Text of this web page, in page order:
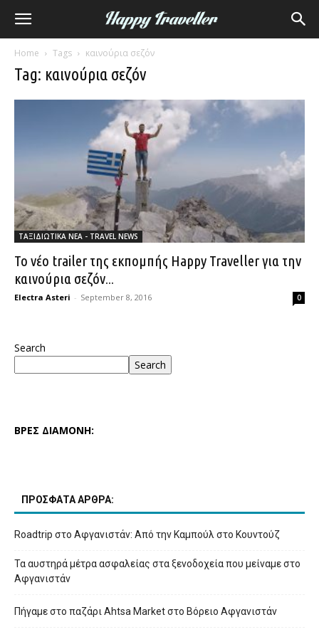
Home Tags καινούρια σεζόν
Tag: καινούρια σεζόν
ΤΑΞΙΔΙΩΤΙΚΑ ΝΕΑ - TRAVEL NEWS
Το νέο trailer της εκπομπής Happy Traveller για την
καινούρια σεζόν...
Electra Asteri - September 8, 2016 0
Search
Search
ΒΡΕΣ ΔΙΑΜΟΝΗ:
ΠΡΟΣΦΑΤΑ ΑΡΘΡΑ:
Roadtrip στο Αφγανιστάν: Από την Καμπούλ στο Κουντούζ
Τα αυστηρά μέτρα ασφαλείας στα ξενοδοχεία που μείναμε στο
Αφγανιστάν
Πήγαμε στο παζάρι Ahtsa Market στο Βόρειο Αφγανιστάν